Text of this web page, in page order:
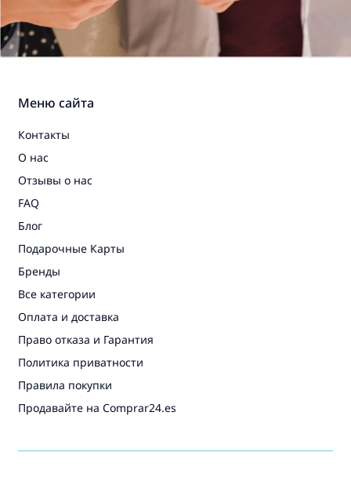
Меню сайта
Контакты
О нас
Отзывы о нас
FAQ
Блог
Подарочные Карты
Бренды
Все категории
Оплата и доставка
Право отказа и Гарантия
Политика приватности
Правила покупки
Продавайте на Comprar24.es